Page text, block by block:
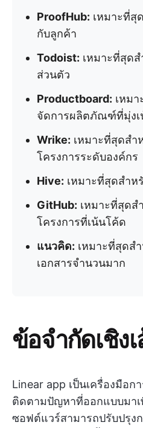
ProofHub: เหมาะที่สุ
กับลูกค้า
Todoist: เหมาะที่สุด
ส่วนตัว
Productboard: เหม
จัดการผลิตภัณฑ์ที่มุ่งเ
Wrike: เหมาะที่สุดสำ
โครงการระดับองค์กร
Hive: เหมาะที่สุดสำห
GitHub: เหมาะที่สุดส
โครงการที่เน้นโค้ด
แนวคิด: เหมาะที่สุดส
เอกสารจำนวนมาก
ข้อจำกัดเชิง
Linear app เป็นเครื่องมือก
ติดตามปัญหาที่ออกแบบมา
ซอฟต์แวร์สามารถปรับปรุง